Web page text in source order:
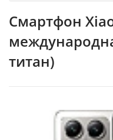
Смартфон
титан)